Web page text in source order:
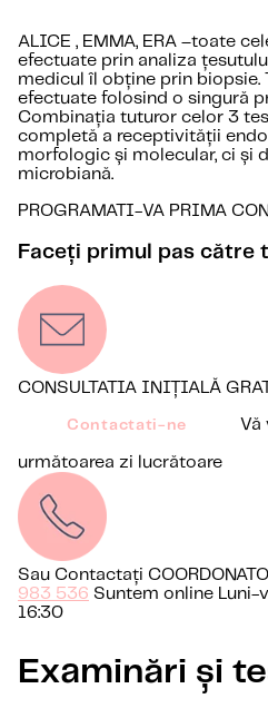
ALICE , EMMA, ERA –toate
efectuate prin analiza
medicul îl obține prin biopsie.
efectuate folosind o singură
Combinația tuturor celor 3
completă a receptivității
morfologic și molecular, ci și
microbiană.
PROGRAMATI-VA PRIMA
Faceți primul pas
CONSULTATIA INIȚIALĂ
Contactati-ne Vă
următoarea zi lucrătoare
Sau Contactați
983 536 Suntem online Luni-
16:30
Examinări și